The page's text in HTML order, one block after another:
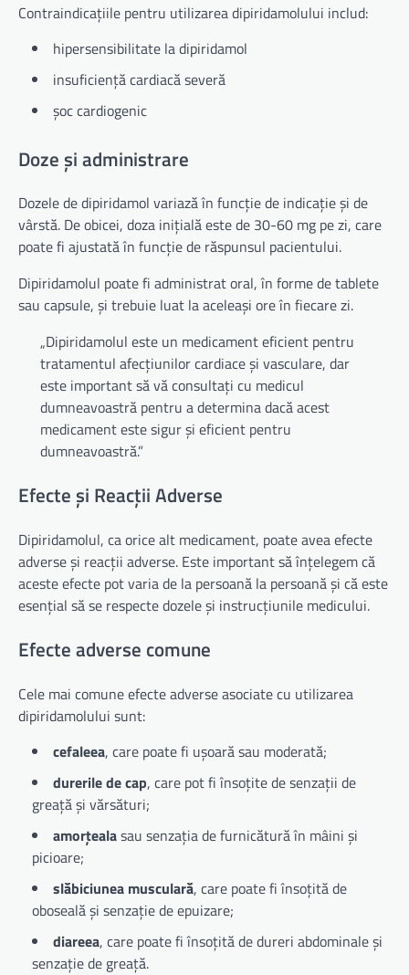
Contraindicațiile pentru utilizarea dipiridamolului includ:
hipersensibilitate la dipiridamol
insuficiență cardiacă severă
șoc cardiogenic
Doze și administrare
Dozele de dipiridamol variază în funcție de indicație și de
vârstă. De obicei, doza inițială este de 30-60 mg pe zi, care
poate fi ajustată în funcție de răspunsul pacientului.
Dipiridamolul poate fi administrat oral, în forme de tablete
sau capsule, și trebuie luat la aceleași ore în fiecare zi.
„Dipiridamolul este un medicament eficient pentru
tratamentul afecțiunilor cardiace și vasculare, dar
este important să vă consultați cu medicul
dumneavoastră pentru a determina dacă acest
medicament este sigur și eficient pentru
dumneavoastră.”
Efecte și Reacții Adverse
Dipiridamolul, ca orice alt medicament, poate avea efecte
adverse și reacții adverse. Este important să înțelegem că
aceste efecte pot varia de la persoană la persoană și că este
esențial să se respecte dozele și instrucțiunile medicului.
Efecte adverse comune
Cele mai comune efecte adverse asociate cu utilizarea
dipiridamolului sunt:
cefaleea, care poate fi ușoară sau moderată;
durerile de cap, care pot fi însoțite de senzații de
greață și vărsături;
amorțealasau senzația de furnicătură în mâini și
picioare;
slăbiciunea musculară, care poate fi însoțită de
oboseală și senzație de epuizare;
diareea, care poate fi însoțită de dureri abdominale și
senzație de greață.